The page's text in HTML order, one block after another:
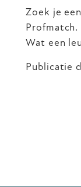
Zoek je
Profmatch.
Wat een
Publicatie